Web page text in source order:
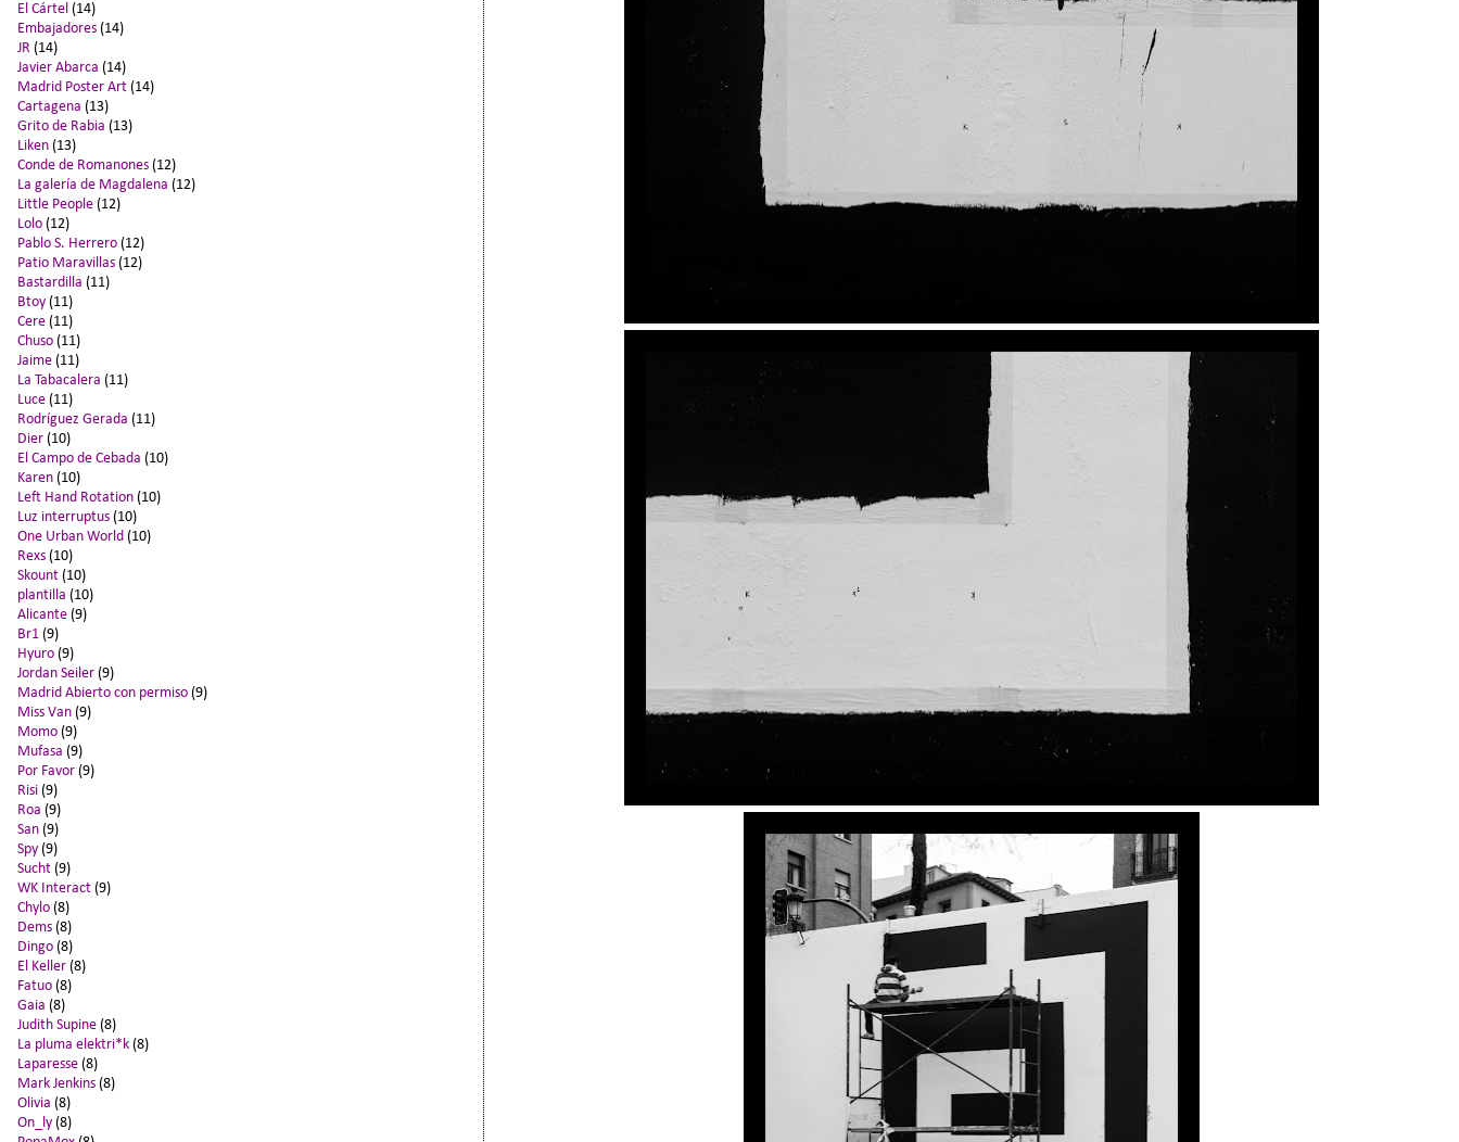
El Cártel (14)
Embajadores (14)
JR (14)
Javier Abarca (14)
Madrid Poster Art (14)
Cartagena (13)
Grito de Rabia (13)
Liken (13)
Conde de Romanones (12)
La galería de Magdalena (12)
Little People (12)
Lolo (12)
Pablo S. Herrero (12)
Patio Maravillas (12)
Bastardilla (11)
Btoy (11)
Cere (11)
Chuso (11)
Jaime (11)
La Tabacalera (11)
Luce (11)
Rodríguez Gerada (11)
Dier (10)
El Campo de Cebada (10)
Karen (10)
Left Hand Rotation (10)
Luz interruptus (10)
One Urban World (10)
Rexs (10)
Skount (10)
plantilla (10)
Alicante (9)
Br1 (9)
Hyuro (9)
Jordan Seiler (9)
Madrid Abierto con permiso (9)
Miss Van (9)
Momo (9)
Mufasa (9)
Por Favor (9)
Risi (9)
Roa (9)
San (9)
Spy (9)
Sucht (9)
WK Interact (9)
Chylo (8)
Dems (8)
Dingo (8)
El Keller (8)
Fatuo (8)
Gaia (8)
Judith Supine (8)
La pluma elektri*k (8)
Laparesse (8)
Mark Jenkins (8)
Olivia (8)
On_ly (8)